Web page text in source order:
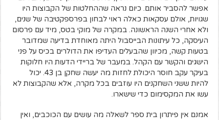
אפשר להסביר אותם. כיום נראה שההחלטות של הקבוצות היו
שגויות, אולם עסקאות כאלה ראוי לבחון בפרספקטיבה של שנים,
ולא אחרי השנה הראשונה. במקרה של מוקי בטס, מיד עם פרסום
העיסקה, כל עיתונות הבייסבול היתה מאוחדת בדיעה שמדובר
בטעות קשה, מכיוון שהבעלים העדיפו את הדולרים בכיס על פני
הישגים והקשר עם הקהל. במעבר של בריידי הדעות היו חלוקות
בעיקר עקב חוסר היכולת לחזות מה יעשה שחקן בן 43. יכול
להיות ששני השחקנים היו עוזבים בכל מקרה, אלא שהקבוצות לא
עשו את המקסימום כדי שישארו.
אמנם אין פיתרון בית ספר לשאלה מה עושים עם הכוכבים, ואין